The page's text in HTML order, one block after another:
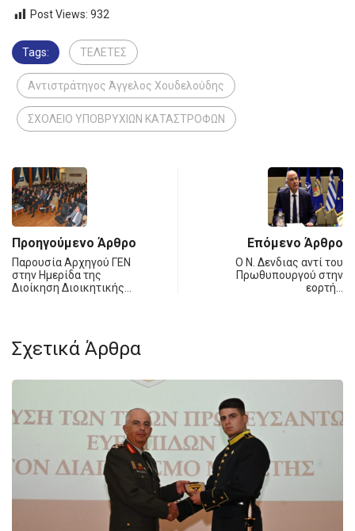
Post Views: 932
Tags: ΤΕΛΕΤΕΣ
Αντιστράτηγος Άγγελος Χουδελούδης
ΣΧΟΛΕΙΟ ΥΠΟΒΡΥΧΙΩΝ ΚΑΤΑΣΤΡΟΦΩΝ
Προηγούμενο Άρθρο
Παρουσία Αρχηγού ΓΕΝ
στην Ημερίδα της
Διοίκηση Διοικητικής…
Επόμενο Άρθρο
Ο Ν. Δενδιας αντί του
Πρωθυπουργού στην
εορτή…
Σχετικά Άρθρα